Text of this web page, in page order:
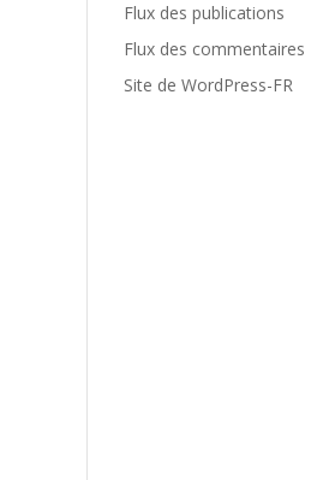
Flux des publications
Flux des commentaires
Site de WordPress-FR